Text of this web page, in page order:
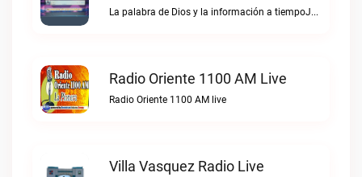
La palabra de Dios y la información a tiempoJazmín Radio live
Radio Oriente 1100 AM Live
Radio Oriente 1100 AM live
Villa Vasquez Radio Live